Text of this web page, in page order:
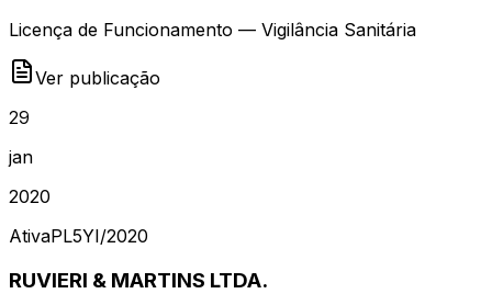
Licença de Funcionamento — Vigilância Sanitária
Ver publicação
29
jan
2020
AtivaPL5YI/2020
RUVIERI & MARTINS LTDA.